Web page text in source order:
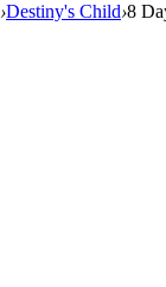
›Destiny's Child›8